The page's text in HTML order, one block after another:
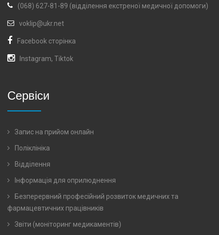
(068) 627-81-89 (відділення екстреної медичної допомоги)
voklip@ukr.net
Facebook сторінка
Instagram, Tiktok
Сервіси
Запис на прийом онлайн
Поліклініка
Відділення
Інформація для оприлюднення
Безперервний професійний розвиток медичних та
фармацевтичних працівників
Звіти (моніторинг медикаментів)